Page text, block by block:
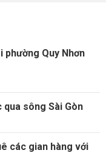
phường Quy Nhơn
qua sông Sài Gòn
các gian hàng với